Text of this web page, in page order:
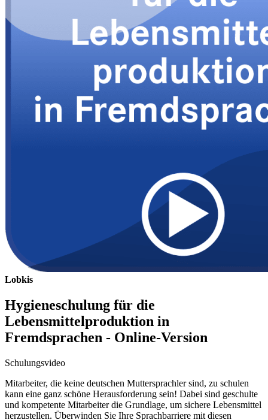
Lobkis
Hygieneschulung für die
Lebensmittelproduktion in
Fremdsprachen - Online-Version
Schulungsvideo
Mitarbeiter, die keine deutschen Muttersprachler sind, zu schulen
kann eine ganz schöne Herausforderung sein! Dabei sind geschulte
und kompetente Mitarbeiter die Grundlage, um sichere Lebensmittel
herzustellen. Überwinden Sie Ihre Sprachbarriere mit diesen